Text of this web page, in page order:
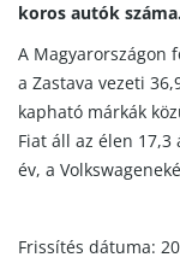
koros autók
A Magyarországon
a Zastava vezeti
kapható márkák
Fiat áll az élen 17,3
év, a
Frissítés dátuma: